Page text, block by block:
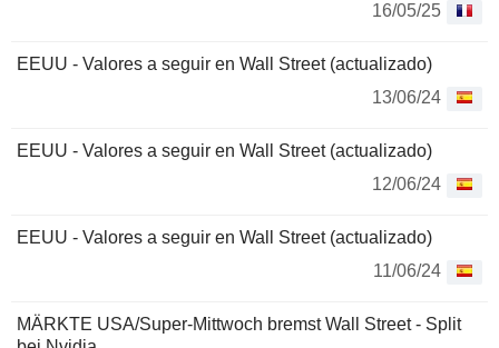
16/05/25
EEUU - Valores a seguir en Wall Street (actualizado)
13/06/24
EEUU - Valores a seguir en Wall Street (actualizado)
12/06/24
EEUU - Valores a seguir en Wall Street (actualizado)
11/06/24
MÄRKTE USA/Super-Mittwoch bremst Wall Street - Split